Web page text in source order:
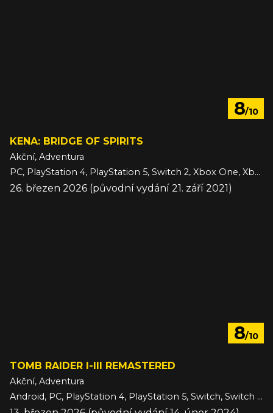
8/10
KENA: BRIDGE OF SPIRITS
Akční, Adventura
PC, PlayStation 4, PlayStation 5, Switch 2, Xbox One, Xbox Series
26. březen 2026 (původní vydání 21. září 2021)
8/10
TOMB RAIDER I-III REMASTERED
Akční, Adventura
Android, PC, PlayStation 4, PlayStation 5, Switch, Switch 2, Xbox One, Xbox Series, iOS